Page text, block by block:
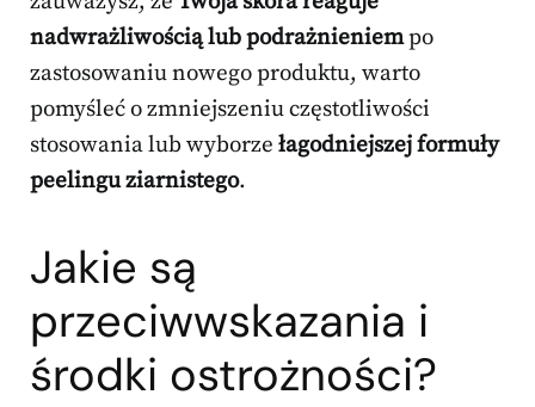
nadwrażliwością lub podrażnieniempo
zastosowaniu nowego produktu, warto
pomyśleć o zmniejszeniu częstotliwości
stosowania lub wyborze łagodniejszej formuły
peelingu ziarnistego.
Jakie są
przeciwwskazania i
środki ostrożności?